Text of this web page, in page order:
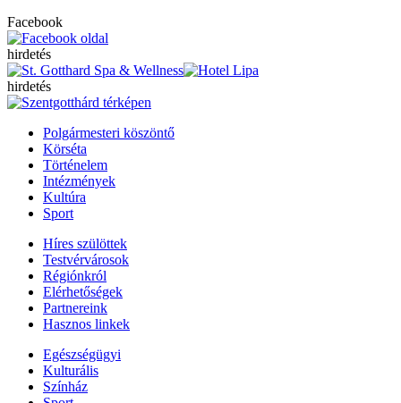
Facebook
hirdetés
hirdetés
Polgármesteri köszöntő
Körséta
Történelem
Intézmények
Kultúra
Sport
Híres szülöttek
Testvérvárosok
Régiónkról
Elérhetőségek
Partnereink
Hasznos linkek
Egészségügyi
Kulturális
Színház